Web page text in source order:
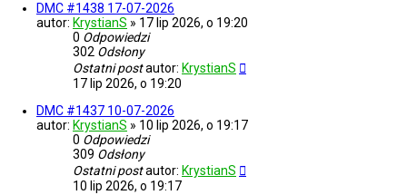
DMC #1438 17-07-2026
autor: KrystianS » 17 lip 2026, o 19:20
0 Odpowiedzi
302 Odsłony
Ostatni postautor: KrystianS
17 lip 2026, o 19:20
DMC #1437 10-07-2026
autor: KrystianS » 10 lip 2026, o 19:17
0 Odpowiedzi
309 Odsłony
Ostatni postautor: KrystianS
10 lip 2026, o 19:17